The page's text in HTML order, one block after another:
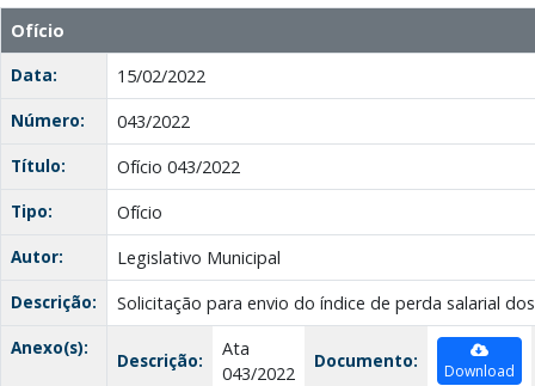
Ofício
Data:
15/02/2022
Número:
043/2022
Título:
Ofício 043/2022
Tipo:
Ofício
Autor:
Legislativo Municipal
Descrição:
Solicitação para envio do índice de perda salarial
Anexo(s):
Descrição:
Ata
043/2022
Documento: Download